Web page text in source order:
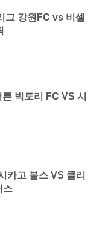
그 강원FC vs 비셀
빅토리 FC VS 시
카고 불스 VS 클리
스